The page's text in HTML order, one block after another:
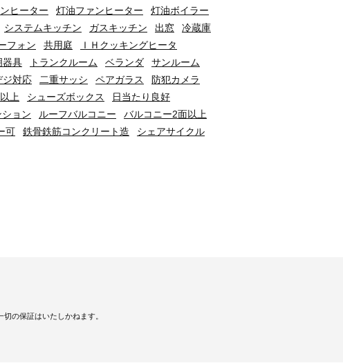
ヒーター 灯油ファンヒーター
灯油ボイラー
システムキッチン ガスキッチン 出窓
冷蔵庫
フォン 共用庭
ＩＨクッキングヒータ
器具 トランクルーム ベランダ
サンルーム
ジ対応 二重サッシ ペアガラス
防犯カメラ
上 シューズボックス
日当たり良好
ョン ルーフバルコニー
バルコニー2面以上
可 鉄骨鉄筋コンクリート造
シェアサイクル
の保証はいたしかねます。